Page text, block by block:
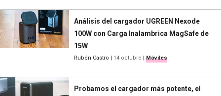
Análisis del cargador UGREEN Nexode
100W con Carga Inalambrica MagSafe de
15W
Rubén Castro | 14 octubre | Móviles
Probamos el cargador más potente, el